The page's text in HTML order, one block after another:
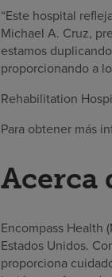
“Este hospital
Michael A. Cruz,
estamos
proporcionando a
Rehabilitation
Para obtener más
Acerca
Encompass Health
Estados Unidos.
proporciona